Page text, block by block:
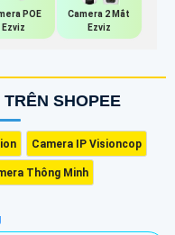
POE
Ezviz
Camera 2 Mắt
Ezviz
SHOPEE
Camera IP Visioncop
Thông Minh